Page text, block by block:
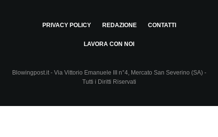
PRIVACY POLICY REDAZIONE CONTATTI
LAVORA CON NOI
Blowingpost.it - Via Vittorio Emanuele III n°4, Mercato San Severino (SA) -
Tutti i Diritti Riservati